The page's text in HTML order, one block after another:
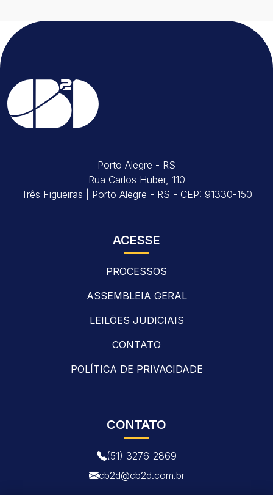
Porto Alegre - RS
Rua Carlos Huber, 110
Três Figueiras | Porto Alegre - RS - CEP: 91330-150
ACESSE
PROCESSOS
ASSEMBLEIA GERAL
LEILÕES JUDICIAIS
CONTATO
POLÍTICA DE PRIVACIDADE
CONTATO
(51) 3276-2869
cb2d@cb2d.com.br